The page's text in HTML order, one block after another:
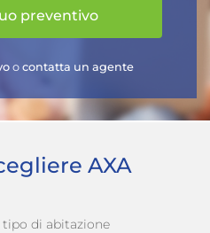
preventivo
o contatta un agente
AXA
di abitazione